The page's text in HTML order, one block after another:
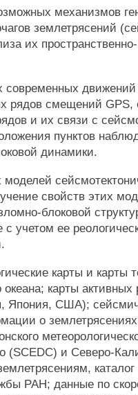
механизмов
землетрясений
их
рядов смещений GPS,
и их связи с
пунктов
динамики.
свойств этих
блоковой
учетом ее
карты и карты
карты
Япония, США);
о землетрясениях
и Северо-
каталог
РАН; данные по